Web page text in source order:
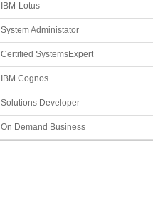
IBM-Lotus
System Administator
Certified SystemsExpert
IBM Cognos
Solutions Developer
On Demand Business